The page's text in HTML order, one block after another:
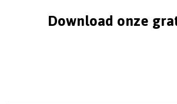
Download onze